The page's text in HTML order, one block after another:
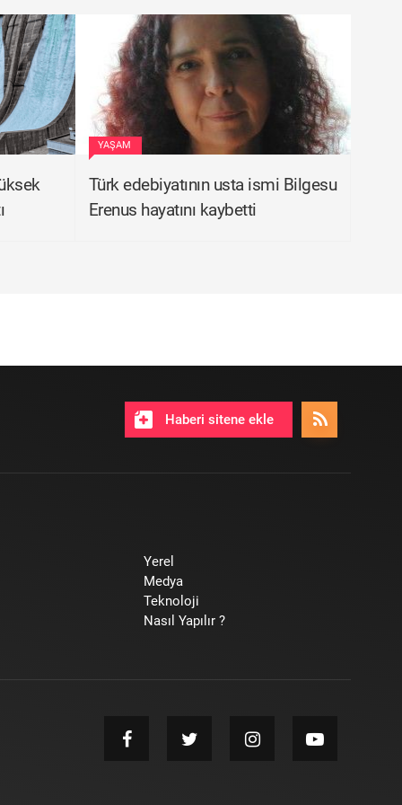
YAŞAM
Türk edebiyatının usta ismi Bilgesu
Erenus hayatını kaybetti
Haberi sitene ekle
Yerel
Medya
Teknoloji
Nasıl Yapılır ?